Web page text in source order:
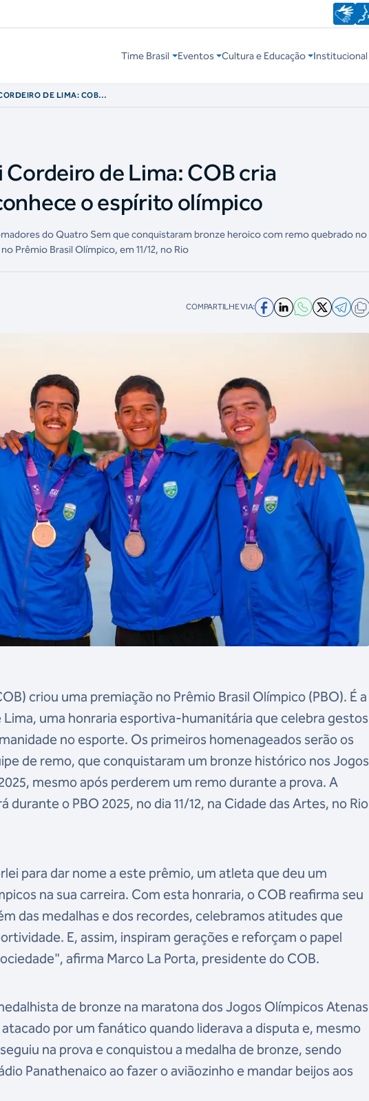
Time Brasil Eventos Cultura e Educação Institucional
DE LIMA: COB
de Lima: COB cria
o espírito olímpico
do Quatro Sem que conquistaram bronze heroico com remo quebrado no
Prêmio Brasil Olímpico, em 11/12, no Rio
COMPARTILHE VIA:
criou uma premiação no Prêmio Brasil Olímpico (PBO). É a
uma honraria esportiva-humanitária que celebra gestos
no esporte. Os primeiros homenageados serão os
de remo, que conquistaram um bronze histórico nos Jogos
mesmo após perderem um remo durante a prova. A
o PBO 2025, no dia 11/12, na Cidade das Artes, no Rio
para dar nome a este prêmio, um atleta que deu um
na sua carreira. Com esta honraria, o COB reafirma seu
das medalhas e dos recordes, celebramos atitudes que
E, assim, inspiram gerações e reforçam o papel
afirma Marco La Porta, presidente do COB.
de bronze na maratona dos Jogos Olímpicos Atenas
por um fanático quando liderava a disputa e, mesmo
na prova e conquistou a medalha de bronze, sendo
Panathenaico ao fazer o aviãozinho e mandar beijos aos